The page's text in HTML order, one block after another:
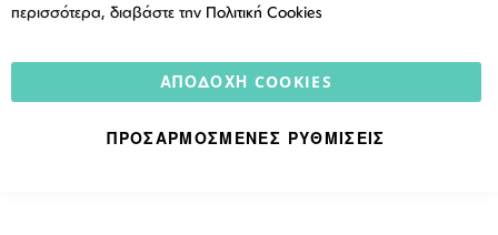
περισσότερα, διαβάστε την Πολιτική Cookies
ΑΠΟΔΟΧΉ COOKIES
ΠΡΟΣΑΡΜΟΣΜΈΝΕΣ ΡΥΘΜΊΣΕΙΣ